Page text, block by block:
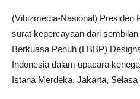
(Vibizmedia-Nasional) Presiden
surat kepercayaan dari
Berkuasa Penuh (LBBP)
Indonesia dalam upacara
Istana Merdeka, Jakarta, Selasa